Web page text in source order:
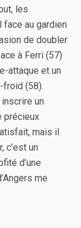
les
face au gardien
de doubler
à Ferri (57)
attaque et un
froid (58).
un
précieux
mais il
c’est un
d’une
me